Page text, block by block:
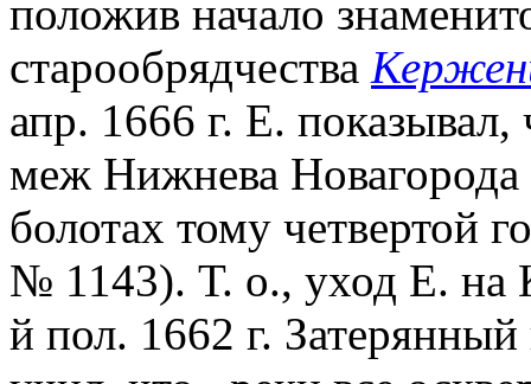
положив начало
старообрядчества
апр. 1666 г. Е.
меж Нижнева
болотах тому четвертой
№ 1143). Т. о., уход Е. на
й пол. 1662 г.